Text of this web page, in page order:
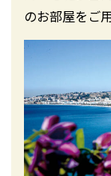
のお部屋をご